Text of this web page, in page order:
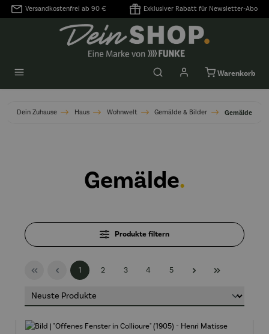
springen
Versandkostenfrei ab 90 € Exklusiver Rabatt für Newsletter-Abo
Warenkorb
Dein Zuhause Haus Wohnwelt Gemälde & Bilder Gemälde
Gemälde.
Produkte filtern
Seite
1 Seite
2 Seite
3 Seite
4 Seite
5